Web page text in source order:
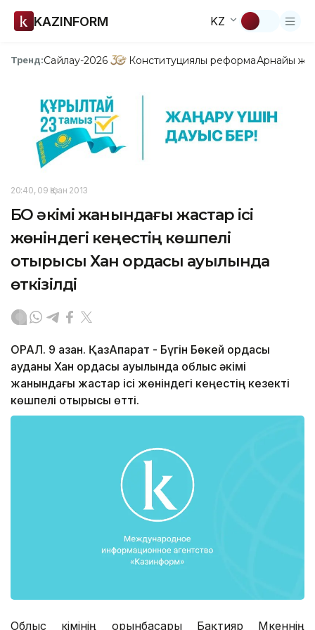
KAZINFORM KZ
Тренд:Сайлау-2026 Конституциялық реформаАрнайы
20:40, 09 Қазан 2013
БҚО әкімі жанындағы жастар ісі
жөніндегі кеңестің көшпелі
отырысы Хан ордасы ауылында
өткізілді
ОРАЛ. 9 қазан. ҚазАқпарат - Бүгін Бөкей ордасы
ауданы Хан ордасы ауылында облыс әкімі
жанындағы жастар ісі жөніндегі кеңестің кезекті
көшпелі отырысы өтті.
Облыс әкімінің орынбасары Бақтияр Мәкеннің